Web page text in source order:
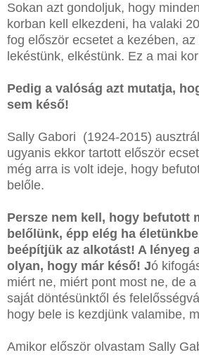
Sokan azt gondoljuk, hogy
korban kell elkezdeni, ha valaki
fog először ecsetet a kezében, az
lekéstünk, elkéstünk. Ez a mai
Pedig a valóság azt mutatja,
sem késő!
Sally Gabori (1924-2015)
ugyanis ekkor tartott először
még arra is volt ideje, hogy
belőle.
Persze nem kell, hogy befutott
belőlünk, épp elég ha
beépítjük az alkotást! A lényeg
olyan, hogy már késő! Jó
miért ne, miért pont most ne, de
saját döntésünktől és
hogy bele is kezdjünk valamibe,
Amikor először olvastam Sally